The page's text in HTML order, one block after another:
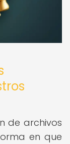
de archivos
en que